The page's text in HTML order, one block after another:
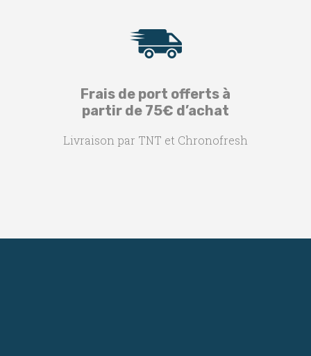
Frais de port offerts à
partir de 75€ d’achat
Livraison par TNT et Chronofresh